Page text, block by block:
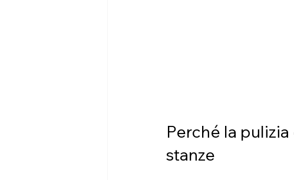
Perché la
stanze